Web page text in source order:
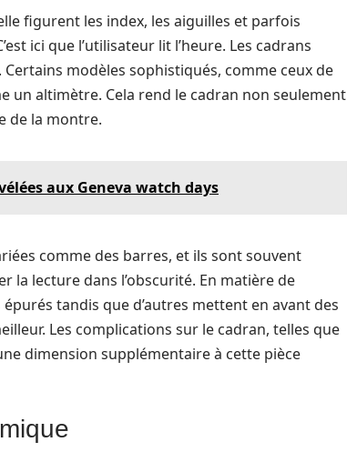
figurent les index, les aiguilles et parfois
ici que l’utilisateur lit l’heure. Les cadrans
modèles sophistiqués, comme ceux de
un altimètre. Cela rend le cadran non seulement
de la montre.
aux Geneva watch days
comme des barres, et ils sont souvent
la lecture dans l’obscurité. En matière de
tandis que d’autres mettent en avant des
Les complications sur le cadran, telles que
dimension supplémentaire à cette pièce